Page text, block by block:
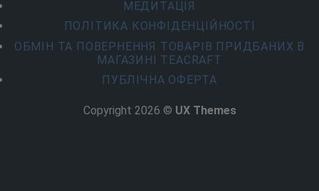
МЕДИТАЦІЯ
ПОЛІТИКА КОНФІДЕНЦІЙНОСТІ
ОБМІН ТА ПОВЕРНЕННЯ ТОВАРІВ ПРИДБАНИХ В
МАГАЗИНІ TEACRAFT
ПУБЛІЧНА ОФЕРТА
Copyright 2026 © UX Themes